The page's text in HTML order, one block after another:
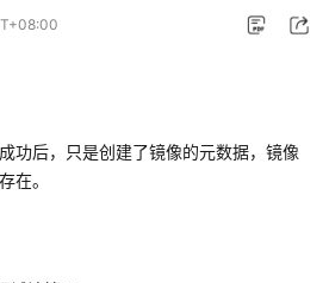
功后，只是创建了镜像的元数据，镜像
在。